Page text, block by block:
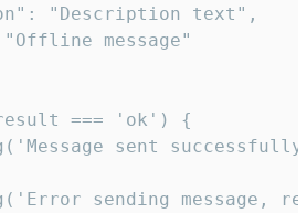
"Description text",
message"
=== 'ok') {
sent
sending message,